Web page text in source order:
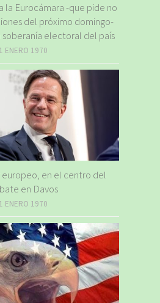
la Eurocámara -que pide no
del próximo domingo-
electoral del país
1 ENERO 1970
europeo, en el centro del
en Davos
1 ENERO 1970